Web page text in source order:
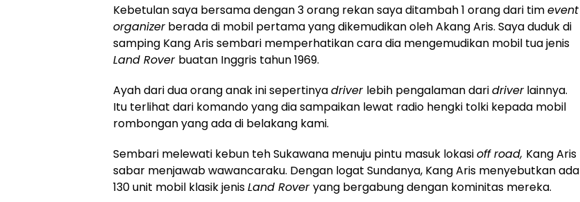
Kebetulan saya bersama dengan 3 orang rekan saya ditambah 1 orang dari timevent
organizerberada di mobil pertama yang dikemudikan oleh Akang Aris. Saya duduk di
samping Kang Aris sembari memperhatikan cara dia mengemudikan mobil tua jenis
Land Rover buatan Inggris tahun 1969.
Ayah dari dua orang anak ini sepertinyadriver lebih pengalaman daridriverlainnya.
Itu terlihat dari komando yang dia sampaikan lewat radio hengki tolki kepada mobil
rombongan yang ada di belakang kami.
Sembari melewati kebun teh Sukawana menuju pintu masuk lokasioff road, Kang Aris
sabar menjawab wawancaraku. Dengan logat Sundanya, Kang Aris menyebutkan ada
130 unit mobil klasik jenisLand Roveryang bergabung dengan kominitas mereka.